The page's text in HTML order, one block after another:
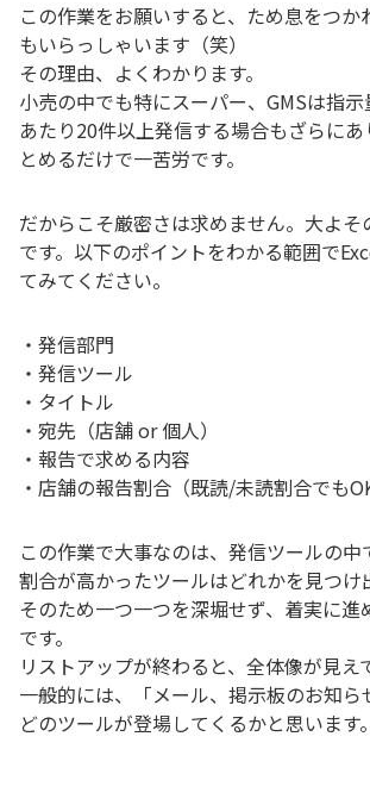
この作業をお願いすると、ため息をつか
もいらっしゃいます（笑）
その理由、よくわかります。
小売の中でも特にスーパー、GMSは指
あたり20件以上発信する場合もざらにあ
とめるだけで一苦労です。
だからこそ厳密さは求めません。大よ
です。以下のポイントをわかる範囲で
てみてください。
・発信部門
・発信ツール
・タイトル
・宛先（店舗 or 個人）
・報告で求める内容
・店舗の報告割合（既読/未読割合でもOK
この作業で大事なのは、発信ツールの
割合が高かったツールはどれかを見つけ
そのため一つ一つを深堀せず、着実に進
です。
リストアップが終わると、全体像が見え
一般的には、「メール、掲示板のお知ら
どのツールが登場してくるかと思います。